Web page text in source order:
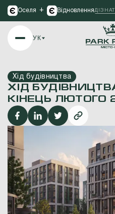
Оселя + Відновлення
УК
Хід будівництва
ХІД
КІНЕЦЬ ЛЮТОГО